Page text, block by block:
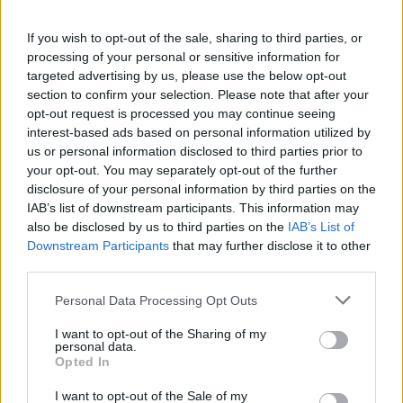
If you wish to opt-out of the sale, sharing to third parties, or
processing of your personal or sensitive information for
targeted advertising by us, please use the below opt-out
section to confirm your selection. Please note that after your
opt-out request is processed you may continue seeing
interest-based ads based on personal information utilized by
us or personal information disclosed to third parties prior to
your opt-out. You may separately opt-out of the further
disclosure of your personal information by third parties on the
IAB’s list of downstream participants. This information may
also be disclosed by us to third parties on the IAB’s List of
Downstream Participants that may further disclose it to other
Personal Data Processing Opt Outs
I want to opt-out of the Sharing of my
personal data.
Opted In
I want to opt-out of the Sale of my
snietje1 zei:
Hij doet het zomaar nog, wat lees ik hier lieve en leuke dingen,
ja ik ga dit heel erg missen. De afgelopen dagen kon ik alleen
maar naar het engels forum, het spel was bij mij ook engels, zal
wel een foutje geweest zijn, lekker dan. Ik denk niet dat je mij
veel ga vinden op het engels forum, zijn echt veels te serieus,
die hebben nog niet door dat een spelletje ook gezellig en leuk
mag zijn.
Tja, ik weet niet hoe laat dit stopt, dus ik wil jullie alvast allemaal
bedanken voor de gezellige, leuke en toffe tijd
Ik blijf het nog steeds niet eerlijk vinden !
Click to expand...
Snietje dat lied bedoelde ik dus.......van Vera Lynn.
en vind ze ook te serieus op het engelse
forum.........hebben niet eens zo een hoekje zoals hier,
Er is wel Chit Chat, maar mag blijkbaar enkel over het
spel zelf gaan !! *
31 Juli 2024
popje4 ensnietje1vinden dit leuk.